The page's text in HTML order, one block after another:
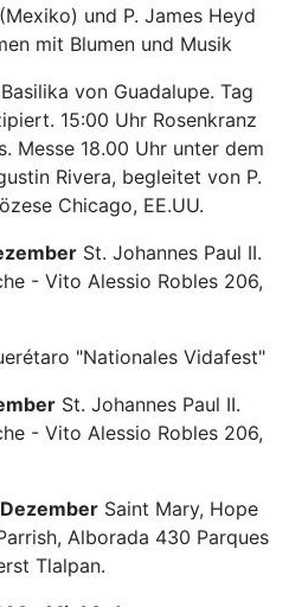
und P. James Heyd
mit Blumen und Musik
von Guadalupe. Tag
15:00 Uhr Rosenkranz
Messe 18.00 Uhr unter dem
Rivera, begleitet von P.
Chicago, EE.UU.
St. Johannes Paul II.
- Vito Alessio Robles 206,
"Nationales Vidafest"
St. Johannes Paul II.
- Vito Alessio Robles 206,
Saint Mary, Hope
Alborada 430 Parques
Tlalpan.